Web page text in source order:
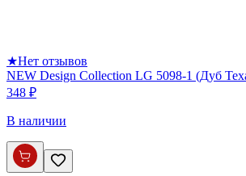
★Нет отзывов
NEW Design Collection LG 5098-1 (Дуб
348 ₽
В наличии